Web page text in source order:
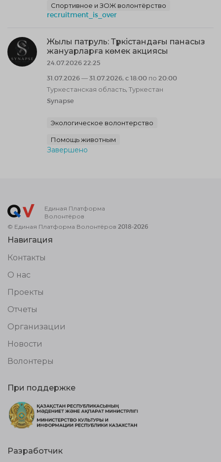
Спортивное и ЗОЖ волонтёрство
recruitment_is_over
Жылы патруль: Түркістандағы панасыз
жануарларға көмек акциясы
24.07.2026 22:25
31.07.2026 — 31.07.2026, c 18:00 по 20:00
Туркестанская область, Туркестан
Synapse
Экологическое волонтерство
Помощь животным
Завершено
Единая Платформа
Волонтёров
© Единая Платформа Волонтёров 2018-2026
Навигация
Контакты
О нас
Проекты
Отчеты
Организации
Новости
Волонтеры
При поддержке
Разработчик